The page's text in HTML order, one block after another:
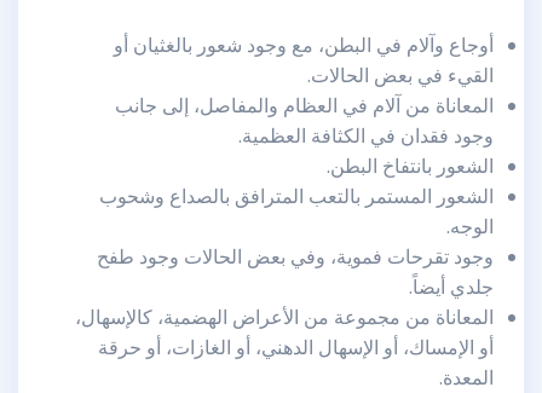
أوجاع وآلام في البطن، مع وجود شعور بالغثيان أو
القيء في بعض الحالات.
المعاناة من آلام في العظام والمفاصل، إلى جانب
وجود فقدان في الكثافة العظمية.
الشعور بانتفاخ البطن.
الشعور المستمر بالتعب المترافق بالصداع وشحوب
الوجه.
وجود تقرحات فموية، وفي بعض الحالات وجود طفح
جلدي أيضاً.
المعاناة من مجموعة من الأعراض الهضمية، كالإسهال،
أو الإمساك، أو الإسهال الدهني، أو الغازات، أو حرقة
المعدة.